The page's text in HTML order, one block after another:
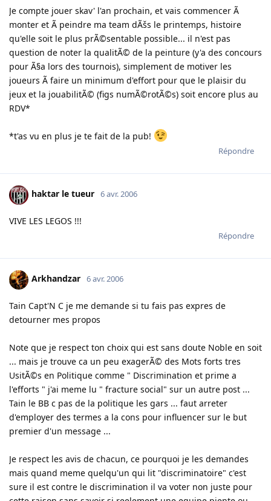
Je compte jouer skav' l'an prochain, et vais commencer Ã
monter et Ã peindre ma team dÃšs le printemps, histoire
qu'elle soit le plus prÃ©sentable possible... il n'est pas
question de noter la qualitÃ© de la peinture (y'a des concours
pour Ã§a lors des tournois), simplement de motiver les
joueurs Ã faire un minimum d'effort pour que le plaisir du
jeux et la jouabilitÃ© (figs numÃ©rotÃ©s) soit encore plus au
RDV*
*t'as vu en plus je te fait de la pub!
Répondre
haktar le tueur 6 avr. 2006
VIVE LES LEGOS !!!
Répondre
Arkhandzar 6 avr. 2006
Tain Capt'N C je me demande si tu fais pas expres de
detourner mes propos
Note que je respect ton choix qui est sans doute Noble en soit
... mais je trouve ca un peu exagerÃ© des Mots forts tres
UsitÃ©s en Politique comme " Discrimination et prime a
l'efforts " j'ai meme lu " fracture social" sur un autre post ...
Tain le BB c pas de la politique les gars ... faut arreter
d'employer des termes a la cons pour influencer sur le but
premier d'un message ...
Je respect les avis de chacun, ce pourquoi je les demandes
mais quand meme quelqu'un qui lit "discriminatoire" c'est
sure il est contre le discrimination il va voter non juste pour